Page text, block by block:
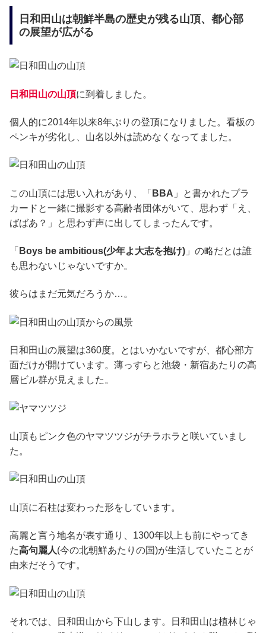
日和田山は朝鮮半島の歴史が残る山頂、都心部
の展望が広がる
日和田山の山頂に到着しました。
個人的に2014年以来8年ぶりの登頂になりました。看板の
ペンキが劣化し、山名以外は読めなくなってました。
この山頂には思い入れがあり、「 BBA 」と書かれたプラ
カードと一緒に撮影する高齢者団体がいて、思わず「え、
ばばあ？」と思わず声に出してしまったんです。
「 Boys be ambitious(少年よ大志を抱け) 」の略だとは誰
も思わないじゃないですか。
彼らはまだ元気だろうか…。
日和田山の展望は360度。とはいかないですが、都心部方
面だけが開けています。薄っすらと池袋・新宿あたりの高
層ビル群が見えました。
山頂もピンク色のヤマツツジがチラホラと咲いていまし
た。
山頂に石柱は変わった形をしています。
高麗と言う地名が表す通り、1300年以上も前にやってき
た高句麗人(今の北朝鮮あたりの国)が生活していたことが
由来だそうです。
それでは、日和田山から下山します。日和田山は植林じゃ